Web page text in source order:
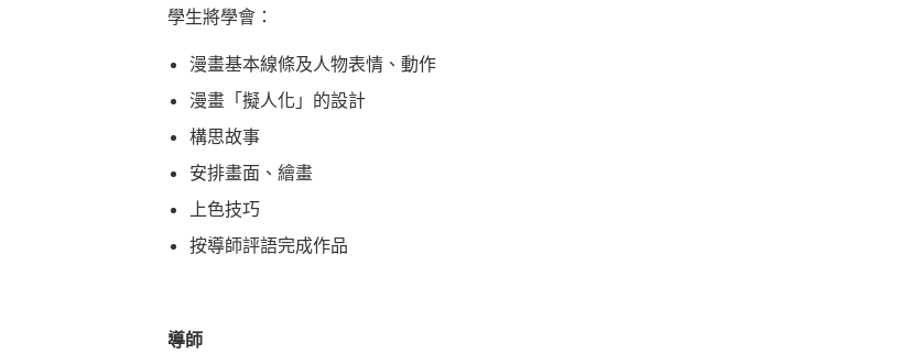
學生將學會：
漫畫基本線條及人物表情、動作
漫畫「擬人化」的設計
構思故事
安排畫面、繪畫
上色技巧
按導師評語完成作品
導師